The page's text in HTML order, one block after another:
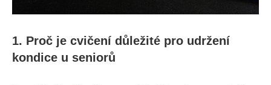
1. Proč je cvičení důležité pro udržení
kondice u seniorů